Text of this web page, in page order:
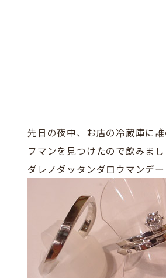
先日の夜中、お店の冷蔵庫に
フマンを見つけたので飲みまし
ダレノダッタンダロウマンデー